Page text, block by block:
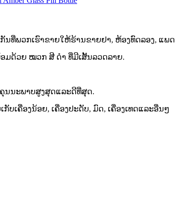
ນທີ່ພວກເຮົາຂາຍໃຫ້ຮ້ານຂາຍຢາ, ຫ້ອງທົດລອງ, ແພດ
ມດ້ວຍ ໝວກ ສີ ດຳ ທີ່ມີເສັ້ນລວດລາຍ.
ນນະພາບສູງສຸດແລະດີທີ່ສຸດ.
ບເຄື່ອງນ້ອຍ, ເຄື່ອງປະດັບ, ມົດ, ເຄື່ອງເທດແລະອື່ນໆ